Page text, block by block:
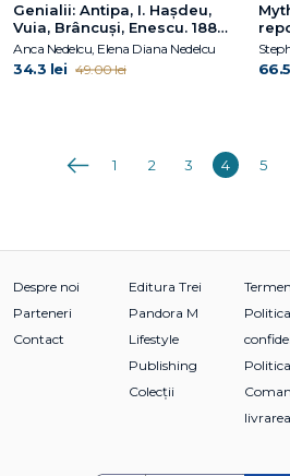
Genialii: Antipa, I. Hașdeu,
Vuia, Brâncuși, Enescu. 1886
– Un an din copilăria lor
Anca Nedelcu, Elena Diana Nedelcu
34.3 lei 49.00 lei
Anterioara
1 2 3 4 5
Despre noi
Parteneri
Contact
Editura Trei
Pandora M
Lifestyle
Publishing
Colecții
livrarea